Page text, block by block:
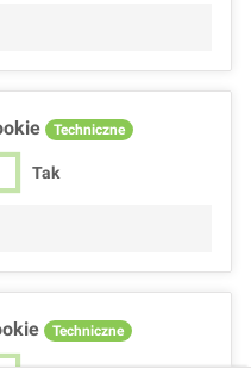
Techniczne
Tak
Techniczne